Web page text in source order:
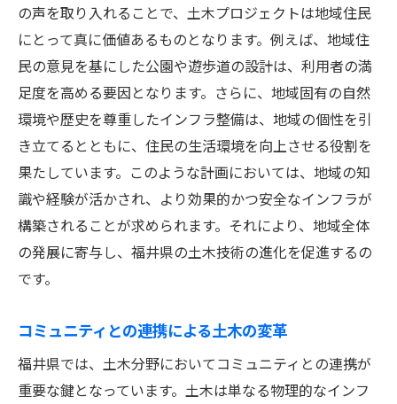
の声を取り入れることで、土木プロジェクトは地域住民
にとって真に価値あるものとなります。例えば、地域住
民の意見を基にした公園や遊歩道の設計は、利用者の満
足度を高める要因となります。さらに、地域固有の自然
環境や歴史を尊重したインフラ整備は、地域の個性を引
き立てるとともに、住民の生活環境を向上させる役割を
果たしています。このような計画においては、地域の知
識や経験が活かされ、より効果的かつ安全なインフラが
構築されることが求められます。それにより、地域全体
の発展に寄与し、福井県の土木技術の進化を促進するの
です。
コミュニティとの連携による土木の変革
福井県では、土木分野においてコミュニティとの連携が
重要な鍵となっています。土木は単なる物理的なインフ